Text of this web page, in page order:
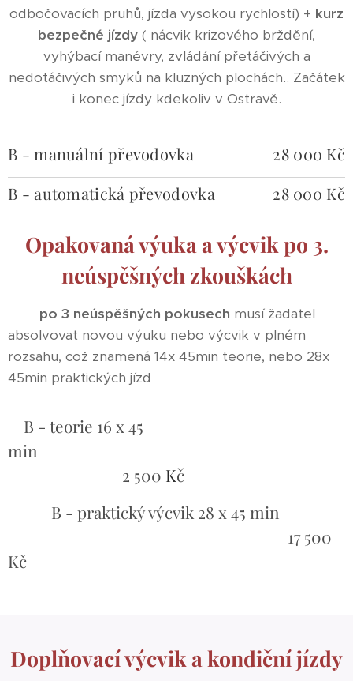
odbočovacích pruhů, jízda vysokou rychlostí) + kurz
bezpečné jízdy ( nácvik krizového brždění,
vyhýbací manévry, zvládání přetáčivých a
nedotáčivých smyků na kluzných plochách.. Začátek
i konec jízdy kdekoliv v Ostravě.
B - manuální převodovka
28 000 Kč
B - automatická převodovka
28 000 Kč
Opakovaná výuka a výcvik po 3.
neúspěšných zkouškách
po 3 neúspěšných pokusech musí žadatel
absolvovat novou výuku nebo výcvik v plném
rozsahu, což znamená 14x 45min teorie, nebo 28x
45min praktických jízd
B - teorie 16 x 45
min
2 500 Kč
B - praktický výcvik 28 x 45 min
17 500
Kč
Doplňovací výcvik a kondiční jízdy